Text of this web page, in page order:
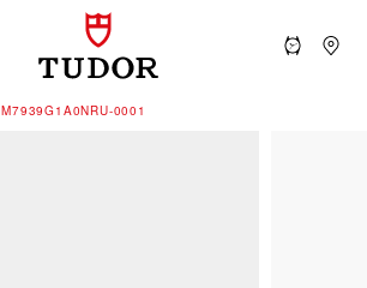
M7939G1A0NRU-0001